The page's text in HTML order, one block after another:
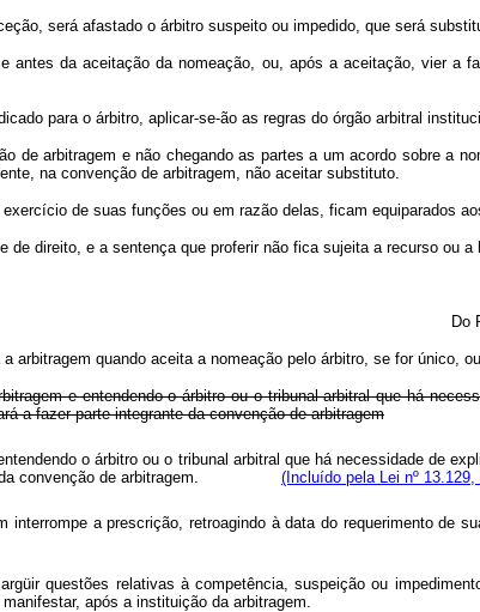
será afastado o árbitro suspeito ou impedido, que será
antes da aceitação da nomeação, ou, após a aceitação, vier a
para o árbitro, aplicar-se-ão as regras do órgão arbitral
de arbitragem e não chegando as partes a um acordo sobre a
na convenção de arbitragem, não aceitar substituto.
de suas funções ou em razão delas, ficam equiparados
de direito, e a sentença que proferir não fica sujeita a recurso ou a
Do
arbitragem quando aceita a nomeação pelo árbitro, se for único,
e entendendo o árbitro ou o tribunal arbitral que há
a fazer parte integrante da convenção de arbitragem
o árbitro ou o tribunal arbitral que há necessidade de
convenção de arbitragem.
(Incluído pela Lei nº 13.129,
interrompe a prescrição, retroagindo à data do requerimento de
questões relativas à competência, suspeição ou
após a instituição da arbitragem.